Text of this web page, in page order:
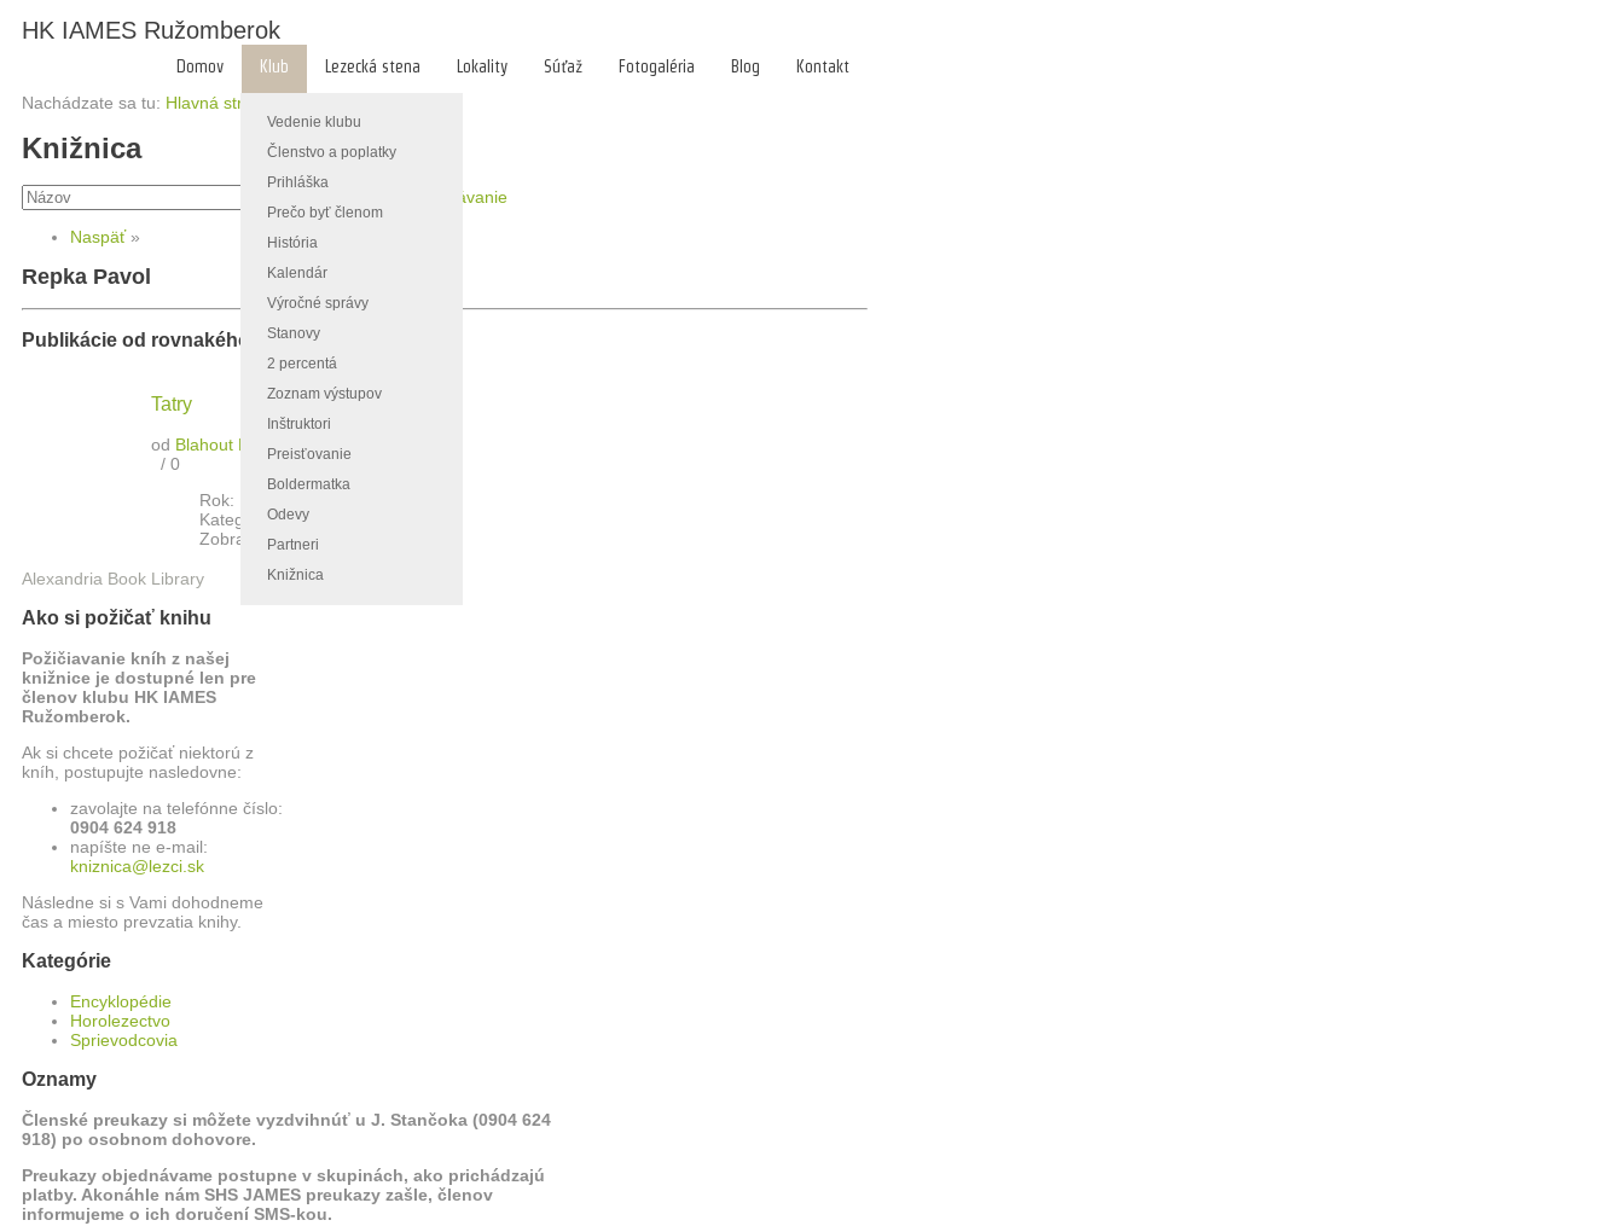
HK IAMES Ružomberok
Domov Klub
Vedenie klubu
Členstvo a poplatky
Prihláška
Prečo byť členom
História
Kalendár
Výročné správy
Stanovy
2 percentá
Zoznam výstupov
Inštruktori
Preisťovanie
Boldermatka
Odevy
Partneri
Knižnica
Lezecká stena Lokality Súťaž Fotogaléria Blog
Kontakt
Nachádzate sa tu: Hlavná stránka
Knižnica
Rozšírené vyhľadávanie
Naspäť»
Repka Pavol
Publikácie od rovnakého autora
Tatry
od Blahout Milíč,
Repka Pavol
/ 0
Rok: 1987
Kategória:Encyklopédie
Zobrazenia: 2366
Alexandria Book Library
Ako si požičať knihu
Požičiavanie kníh z našej
knižnice je dostupné len pre
členov klubu HK IAMES
Ružomberok.
Ak si chcete požičať niektorú z
kníh, postupujte nasledovne:
zavolajte na telefónne číslo:
0904 624 918
napíšte ne e-mail:
kniznica@lezci.sk
Následne si s Vami dohodneme
čas a miesto prevzatia knihy.
Kategórie
Encyklopédie
Horolezectvo
Sprievodcovia
Oznamy
Členské preukazy si môžete vyzdvihnúť u J. Stančoka (0904 624
918) po osobnom dohovore.
Preukazy objednávame postupne v skupinách, ako prichádzajú
platby. Akonáhle nám SHS JAMES preukazy zašle, členov
informujeme o ich doručení SMS-kou.